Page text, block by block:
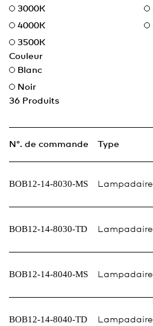
3000K
4000K
3500K
Couleur
Blanc
Noir
36 Produits
N°. de commande Type
BOB12-14-8030-MS Lampadaire
BOB12-14-8030-TD Lampadaire
BOB12-14-8040-MS Lampadaire
BOB12-14-8040-TD Lampadaire